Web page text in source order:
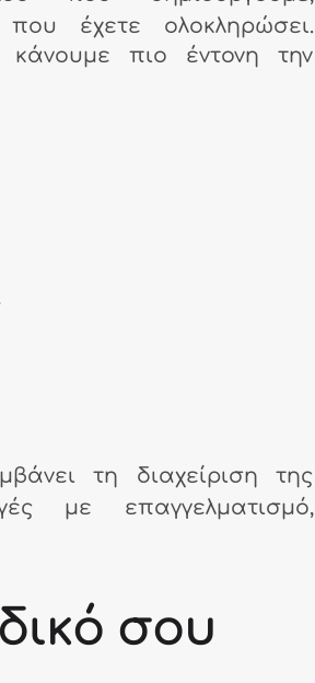
έχετε ολοκληρώσει.
κάνουμε πιο έντονη την
τη διαχείριση της
με επαγγελματισμό,
σου